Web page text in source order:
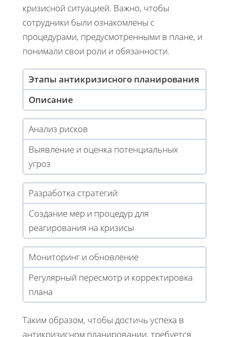
кризисной ситуацией. Важно, чтобы
сотрудники были ознакомлены с
процедурами, предусмотренными в плане, и
понимали свои роли и обязанности.
Этапы антикризисного планирования
Описание
Анализ рисков
Выявление и оценка потенциальных
угроз
Разработка стратегий
Создание мер и процедур для
реагирования на кризисы
Мониторинг и обновление
Регулярный пересмотр и корректировка
плана
Таким образом, чтобы достичь успеха в
антикризисном планировании, требуется